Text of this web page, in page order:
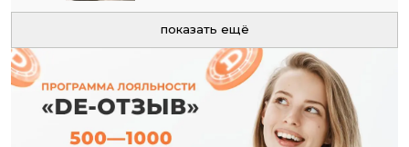
показать ещё